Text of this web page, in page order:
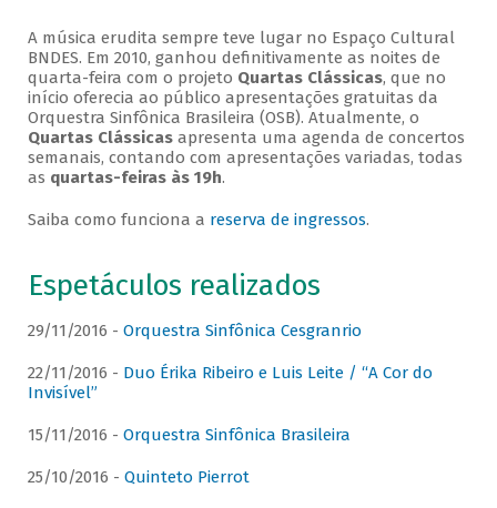
A música erudita sempre teve lugar no Espaço Cultural
BNDES. Em 2010, ganhou definitivamente as noites de
quarta-feira com o projeto Quartas Clássicas, que no
início oferecia ao público apresentações gratuitas da
Orquestra Sinfônica Brasileira (OSB). Atualmente, o
Quartas Clássicasapresenta uma agenda de concertos
semanais, contando com apresentações variadas, todas
as quartas-feiras às 19h.
Saiba como funciona a reserva de ingressos.
Espetáculos realizados
29/11/2016 - Orquestra Sinfônica Cesgranrio
22/11/2016 - Duo Érika Ribeiro e Luis Leite / “A Cor do
Invisível”
15/11/2016 - Orquestra Sinfônica Brasileira
25/10/2016 - Quinteto Pierrot